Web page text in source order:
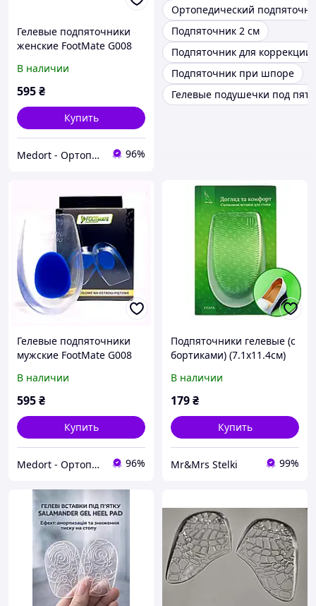
Гелевые подпяточники
женские FootMate G008
В наличии
595₴
Купить
Medort - Ортопедическая продукция, товары для здоровья 96%
Ортопедический
Подпяточник 2 см
Подпяточник для коррекции
Подпяточник при шпоре
Гелевые подушечки под
Гелевые подпяточники
мужские FootMate G008
В наличии
595₴
Купить
Medort - Ортопедическая продукция, товары для здоровья 96%
Подпяточники гелевые (с
бортиками) (7.1х11.4см)
В наличии
179₴
Купить
Mr&Mrs Stelki 99%